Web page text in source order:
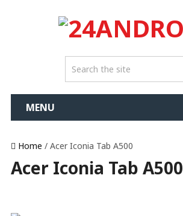
MENU
Home / Acer Iconia Tab A500
Acer Iconia Tab A500